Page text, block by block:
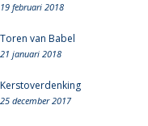
19 februari 2018
Toren van Babel
21 januari 2018
Kerstoverdenking
25 december 2017